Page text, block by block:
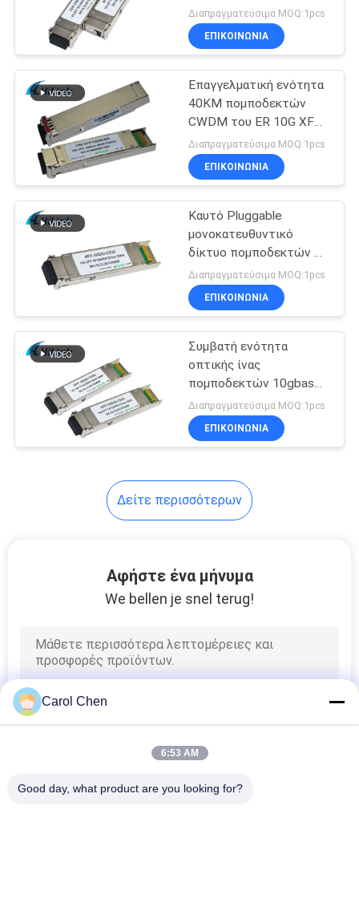
QSFP+
πομποδέκτης
άμεσος συνδέστε
το χάλκινο
καλώδιο
ενεργό οπτικό
102
ίνα μετατροπέας
μέσων ενημέρωσης
Μηχανικός οπτικός
διακόπτης
ισχύος διασκεδασμός
1330nm
Διαπραγματεύσιμα MOQ:1pcs
ΕΠΙΚΟΙΝΩΝΙΑ
Επαγγελματική ενότητα
40KM πομποδεκτών
CWDM του ER 10G XFP
ντούμπλεξ 1490nm LC
με DDM
Διαπραγματεύσιμα MOQ:1pcs
ΕΠΙΚΟΙΝΩΝΙΑ
Καυτό Pluggable
μονοκατευθυντικό
δίκτυο πομποδεκτών LC
XFP, πομποδέκτης ινών
10 Gigabit
Διαπραγματεύσιμα MOQ:1pcs
ΕΠΙΚΟΙΝΩΝΙΑ
Συμβατή ενότητα
οπτικής ίνας
πομποδεκτών 10gbase
LR XFP MikroTik 3 έτη
εξουσιοδότησης
Διαπραγματεύσιμα MOQ:1pcs
ΕΠΙΚΟΙΝΩΝΙΑ
Δείτε περισσότερων
Αφήστε ένα μήνυμα
We bellen je snel terug!
Carol Chen
6:53 AM
Good day, what product are you looking for?